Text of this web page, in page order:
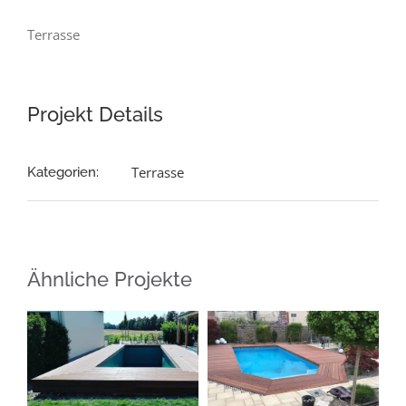
Terrasse
Projekt Details
Kategorien: Terrasse
Ähnliche Projekte